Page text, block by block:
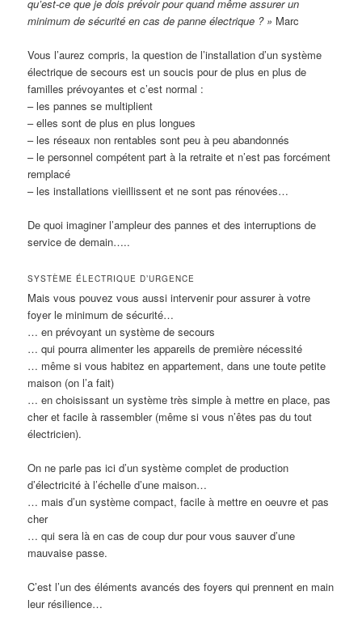
qu’est-ce que je dois prévoir pour quand même assurer un
minimum de sécurité en cas de panne électrique ? » Marc
Vous l’aurez compris, la question de l’installation d’un système
électrique de secours est un soucis pour de plus en plus de
familles prévoyantes et c’est normal :
– les pannes se multiplient
– elles sont de plus en plus longues
– les réseaux non rentables sont peu à peu abandonnés
– le personnel compétent part à la retraite et n’est pas forcément
remplacé
– les installations vieillissent et ne sont pas rénovées…
De quoi imaginer l’ampleur des pannes et des interruptions de
service de demain…..
SYSTÈME ÉLECTRIQUE D’URGENCE
Mais vous pouvez vous aussi intervenir pour assurer à votre
foyer le minimum de sécurité…
… en prévoyant un système de secours
… qui pourra alimenter les appareils de première nécessité
… même si vous habitez en appartement, dans une toute petite
maison (on l’a fait)
… en choisissant un système très simple à mettre en place, pas
cher et facile à rassembler (même si vous n’êtes pas du tout
électricien).
On ne parle pas ici d’un système complet de production
d’électricité à l’échelle d’une maison…
… mais d’un système compact, facile à mettre en oeuvre et pas
cher
… qui sera là en cas de coup dur pour vous sauver d’une
mauvaise passe.
C’est l’un des éléments avancés des foyers qui prennent en main
leur résilience…